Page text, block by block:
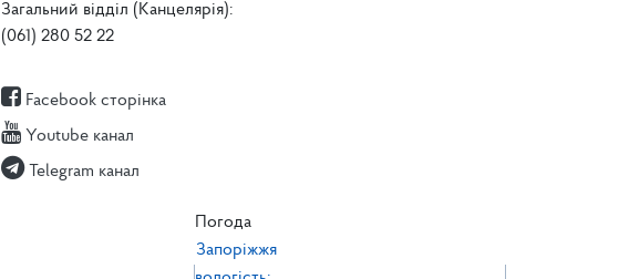
Загальний відділ (Канцелярія):
(061) 280 52 22
Facebook сторінка
Youtube канал
Telegram канал
Погода
Запоріжжя